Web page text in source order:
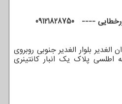
09121828750
الغدیر بلوار الغدیر جنوبی روبروی
پلاک یک انبار کانتینری